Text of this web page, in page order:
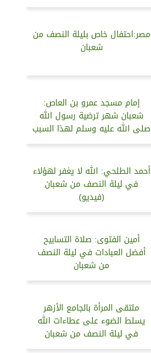
مصر:احتفال خاص بليلة النصف من
شعبان
إمام مسجد عمرو بن العاص:
شعبان شهر ترضية رسول الله
صلى الله عليه وسلم لهذا السبب
أحمد الطلحي: الله لا يغفر لهؤلاء
في ليلة النصف من شعبان
(فيديو)
أمين الفتوى: صلاة التسابيح
أفضل العبادات في ليلة النصف
من شعبان
ملتقى المرأة بالجامع الأزهر
يسلط الضوء على عطاءات الله
في ليلة النصف من شعبان